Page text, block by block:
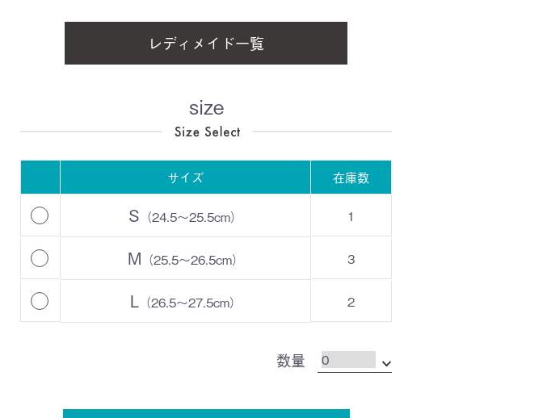
レディメイド一覧
size
サイズ 在庫数
S （24.5～25.5cm） 1
M （25.5～26.5cm） 3
L（26.5～27.5cm） 2
数量